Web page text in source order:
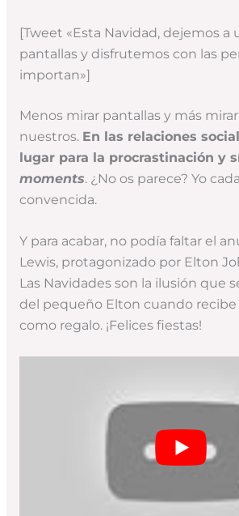
[Tweet «Esta Navidad, dejemos a
pantallas y disfrutemos con las
importan»]
Menos mirar pantallas y más mirar
nuestros. En las relaciones
lugar para la procrastinación y
moments. ¿No os parece? Yo
convencida.
Y para acabar, no podía faltar el
Lewis, protagonizado por Elton
Las Navidades son la ilusión que
del pequeño Elton cuando
como regalo. ¡Felices fiestas!